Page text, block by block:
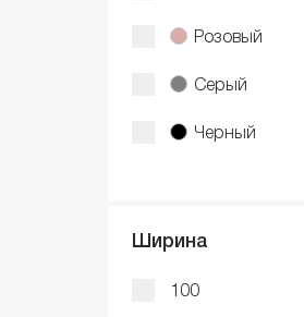
Розовый
Серый
Черный
Ширина
100